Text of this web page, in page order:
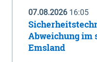
07.08.2026 16:05
Abweichung im
Emsland